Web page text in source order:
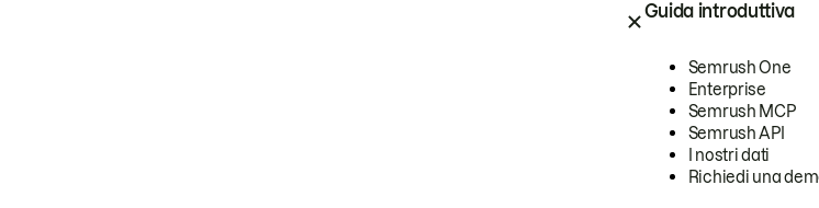
Guida introduttiva
Semrush One
Enterprise
Semrush MCP
Semrush API
I nostri dati
Richiedi una